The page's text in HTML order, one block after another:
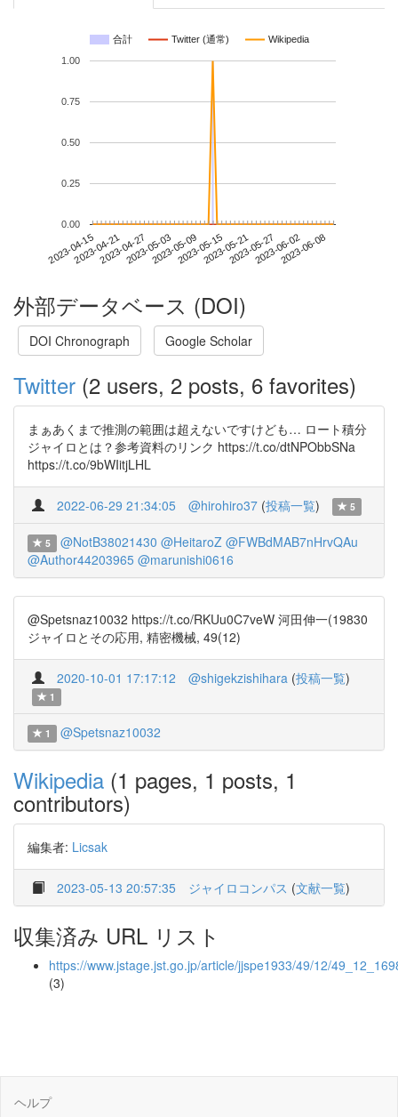
合計 Twitter (通常) Wikipedia
2023-04-152023-04-212023-04-272023-05-032023-05-092023-05-152023-05-212023-05-272023-06-022023-06-08
0.00
0.25
0.50
0.75
1.00
外部データベース (DOI)
DOI Chronograph Google Scholar
Twitter (2 users, 2 posts, 6 favorites)
まぁあくまで推測の範囲は超えないですけども… ロート積分
ジャイロとは？参考資料のリンク https://t.co/dtNPObbSNa
https://t.co/9bWIitjLHL
2022-06-29 21:34:05 @hirohiro37 (投稿一覧) 5
5 @NotB38021430 @HeitaroZ @FWBdMAB7nHrvQAu
@Author44203965 @marunishi0616
@Spetsnaz10032 https://t.co/RKUu0C7veW 河田伸一(19830
ジャイロとその応用, 精密機械, 49(12)
2020-10-01 17:17:12 @shigekzishihara (投稿一覧)
1
1 @Spetsnaz10032
Wikipedia (1 pages, 1 posts, 1
contributors)
編集者: Licsak
2023-05-13 20:57:35 ジャイロコンパス (文献一覧)
収集済み URL リスト
https://www.jstage.jst.go.jp/article/jjspe1933/49/12/
(3)
ヘルプ